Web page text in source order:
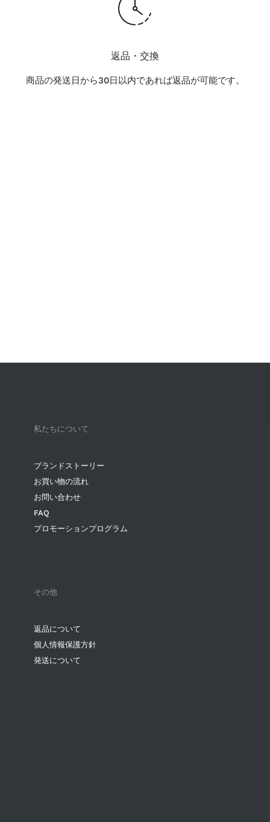
返品・交換
商品の発送日から30日以内であれば返品が可能です。
私たちについて
ブランドストーリー
お買い物の流れ
お問い合わせ
FAQ
プロモーションプログラム
その他
返品について
個人情報保護方針
発送について